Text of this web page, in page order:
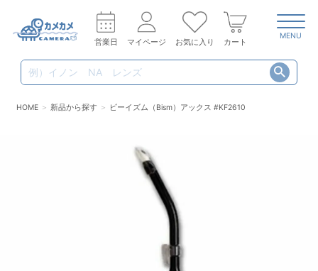
営業日 マイページ お気に入り カート
MENU
HOME 新品から探す ビーイズム（Bism）アックス #KF2610